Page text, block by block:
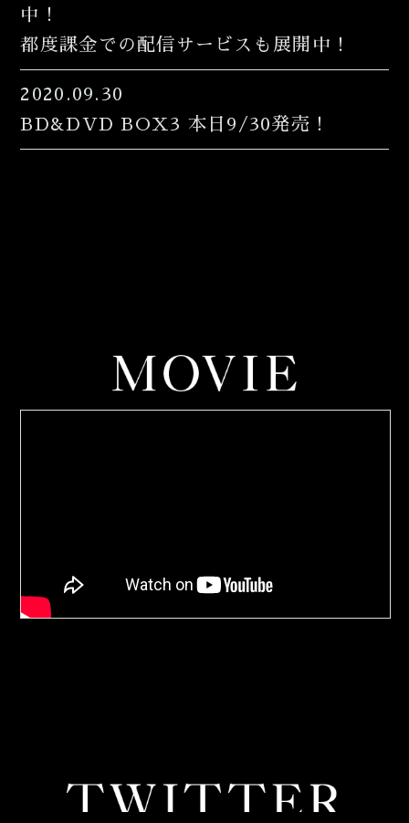
中！
都度課金での配信サービスも展開中！
2020.09.30
BD&DVD BOX3 本日9/30発売！